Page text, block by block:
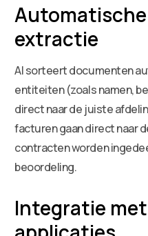
extractie
AI sorteert documenten
entiteiten (zoals namen,
direct naar de juiste
facturen gaan direct naar
contracten worden
beoordeling.
Integratie